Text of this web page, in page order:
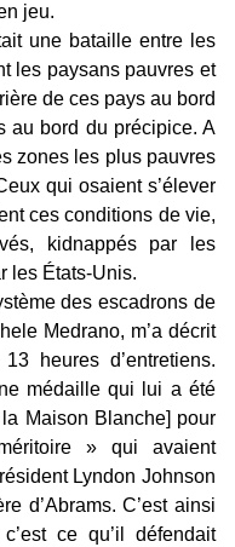
jeu.
une bataille entre les
les paysans pauvres et
de ces pays au bord
au bord du précipice. A
zones les plus pauvres
qui osaient s’élever
ces conditions de vie,
kidnappés par les
les États-Unis.
des escadrons de
Medrano, m’a décrit
heures d’entretiens.
médaille qui lui a été
Maison Blanche] pour
» qui avaient
Lyndon Johnson
d’Abrams. C’est ainsi
ce qu’il défendait